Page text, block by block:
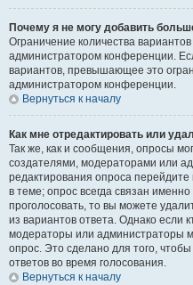
Почему я не могу добавить
Ограничение количества
администратором конференции.
вариантов, превышающее это
администратором конференции.
Вернуться к началу
Как мне отредактировать или
Так же, как и сообщения, опросы
создателями, модераторами или
редактирования опроса
в теме; опрос всегда связан
проголосовать, то вы можете
из вариантов ответа. Однако если
модераторы или администраторы
опрос. Это сделано для того,
ответов во время голосования.
Вернуться к началу